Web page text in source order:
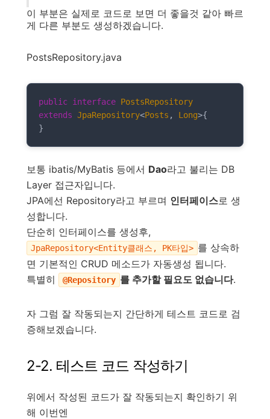
이 부분은 실제로 코드로 보면 더 좋을것 같아 빠르
게 다른 부분도 생성하겠습니다.
PostsRepository.java
public interface PostsRepository
extends JpaRepository<Posts , Long>{
}
보통 ibatis/MyBatis 등에서 Dao라고 불리는 DB
Layer 접근자입니다.
JPA에선 Repository라고 부르며 인터페이스로 생
성합니다.
단순히 인터페이스를 생성후,
JpaRepository<Entity클래스, PK타입> 를 상속하
면 기본적인 CRUD 메소드가 자동생성 됩니다.
특별히
@Repository 를 추가할 필요도 없습니다.
자 그럼 잘 작동되는지 간단하게 테스트 코드로 검
증해보겠습니다.
2-2. 테스트 코드 작성하기
위에서 작성된 코드가 잘 작동되는지 확인하기 위
해 이번엔